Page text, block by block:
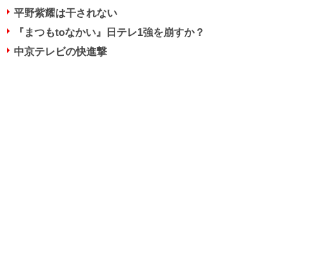
平野紫耀は干されない
『まつもtoなかい』日テレ1強を崩すか？
中京テレビの快進撃